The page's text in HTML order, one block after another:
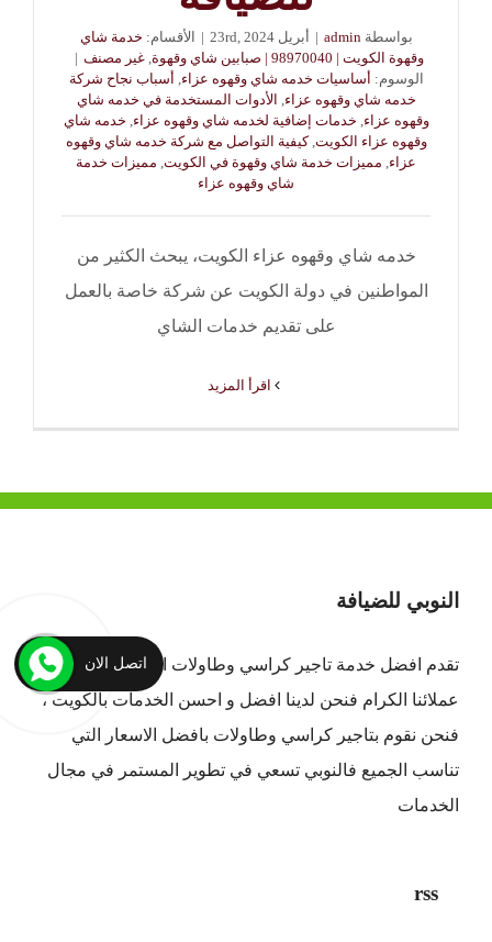
بواسطة admin
| أبريل 23rd, 2024 | الأقسام: خدمة شاي
وقهوة الكويت | 98970040 | صبابين شاي وقهوة
,غير مصنف |
الوسوم: أساسيات خدمه شاي وقهوه عزاء أسباب نجاح شركة
خدمه شاي وقهوه عزاء الأدوات المستخدمة في خدمه شاي
وقهوه عزاء خدمات إضافية لخدمه شاي وقهوه عزاء خدمه شاي
وقهوه عزاء الكويت ,كيفية التواصل مع شركة خدمه شاي وقهوه
عزاء مميزات خدمة شاي وقهوة في الكويت مميزات خدمة
شاي وقهوه عزاء
خدمه شاي وقهوه عزاء الكويت، يبحث الكثير من
المواطنين في دولة الكويت عن شركة خاصة بالعمل
على تقديم خدمات الشاي
النوبي للضيافة
تقدم افضل خدمة تاجير كراسي وطاولات الكويتلجميع
عملائنا الكرام فنحن لدينا افضل و احسن الخدمات بالكويت ،
فنحن نقوم بتاجير كراسي وطاولات بافضل الاسعار التي
تناسب الجميع فالنوبي تسعي في تطوير المستمر في مجال
الخدمات
rss
اتصل الان